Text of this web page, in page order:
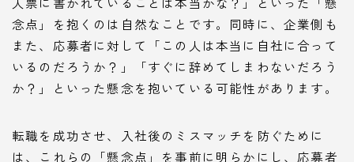
念点」を抱くのは自然なことです。同時に、企業側も
また、応募者に対して「この人は本当に自社に合って
いるのだろうか？」「すぐに辞めてしまわないだろう
か？」といった懸念を抱いている可能性があります。
転職を成功させ、入社後のミスマッチを防ぐために
は、これらの「懸念点」を事前に明らかにし、応募者